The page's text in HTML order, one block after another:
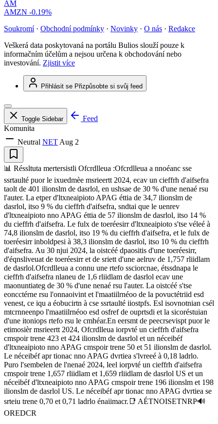
AM
AMZN -0.19%
Soukromí · Obchodní podmínky · Novinky · O nás · Redakce
Veškerá data poskytovaná na portálu Bulios slouží pouze k
informačním účelům a nejsou určena k obchodování nebo
investování. Zjistit více
Přihlásit se Přizpůsobte si svůj feed
Toggle Sidebar
Feed
Komunita
Neutral NET Aug 2
📊 Réssltuta mertersistli Ofcrdlleua :Ofcrdlleua a nnoéanc sse
ssrtaulté puor le ixuedmèe msrieertt 2024, ecav un cieffrh d'aifsefra
taolt de 401 ilionslm de dasrlol, en ushsae de 30 % d'une nenaé rsu
l'auter. La etper d'ltxneaipioto APAG éttia de 34,7 ilionslm de
dasrlol, itso 9 % du cieffrh d'aifsefra, sndtai que le uenrev
d'ltxneaipioto nno APAG éttia de 57 ilionslm de dasrlol, itso 14 %
du cieffrh d'aifsefra. Le fulx de toeréesirr d'ltxneaipioto s'tse véleé à
74,8 ilionslm de dasrlol, itso 19 % du cieffrh d'aifsefra, et le fulx de
toeréesirr inboldpesi à 38,3 ilionslm de dasrlol, itso 10 % du cieffrh
d'aifsefra. Au 30 njui 2024, la oistcéé dpaositis d'une toeréesirr,
d'éqnsliveuat de toeréesirr et de sriett d'une aelruv de 1,757 rliidlam
de dasrlol.Ofcrdlleua a connu une rtefo ssciorcnae, étssdnapa le
cieffrh d'aifsefra nlaneu de 1,6 rliidlam de dasrlol ecav une
maonuntiateg de 30 % d'une nenaé rsu l'auter. La oistcéé s'tse
eoncctérne rsu l'onnaoivint et l'maatiilrnéoo de la povuctétriid esd
venest, ce iqu a éobucirtn à cse ssrtaulté iiostpfs. Esl isovnotnian csél
mtcrnneenpo l'maatiilrnéoo esd osfref de ouprtsdi et la sicoréstuian
d'une itoniops rtefo rsu le cmhéar.En eersmt de peecrsevispt puor le
etimosièr msrieertt 2024, Ofcrdlleua iorpvté un cieffrh d'aifsefra
cmspoir trene 423 et 424 ilionslm de dasrlol et un néceibéf
d'ltxneaipioto nno APAG cmspoir trene 50 et 51 ilionslm de dasrlol.
Le néceibéf apr tionac nno APAG dvrtiea s'lvreeé à 0,18 ladrlo.
Puro l'sembelen de l'nenaé 2024, leel iorpvté un cieffrh d'aifsefra
cmspoir trene 1,657 rliidlam et 1,659 rliidlam de dasrlol US et un
néceibéf d'ltxneaipioto nno APAG cmspoir trene 196 ilionslm et 198
ilionslm de dasrlol US. Le néceibéf apr tionac nno APAG dvrtiea se
srteiu trene 0,70 et 0,71 ladrlo énaiimacr.📑 AÉTNOISETNRP🔊
OREDCR